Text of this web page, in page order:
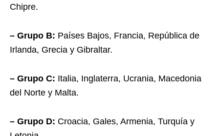
Chipre.
– Grupo B: Países Bajos, Francia, República de
Irlanda, Grecia y Gibraltar.
– Grupo C: Italia, Inglaterra, Ucrania, Macedonia
del Norte y Malta.
– Grupo D: Croacia, Gales, Armenia, Turquía y